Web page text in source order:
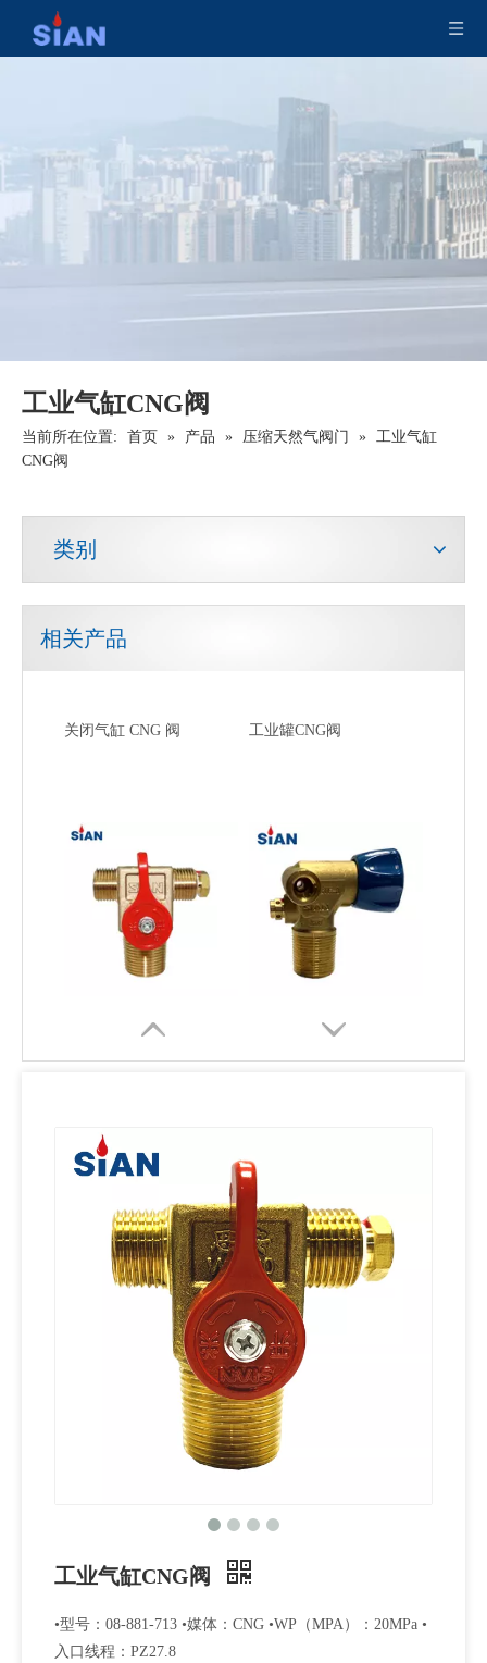
工业气缸CNG阀
当前所在位置: 首页 » 产品 » 压缩天然气阀门 » 工业气缸
CNG阀
类别
相关产品
工业加气CNG阀 工业罐减压CNG阀
关闭气缸 CNG 阀
气缸压缩天然气阀
工业气缸CNG阀
•型号：08-881-713 •媒体：CNG •WP（MPA）：20MPa •
入口线程：PZ27.8